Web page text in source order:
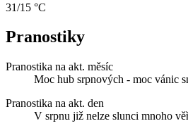
31/15 °C
Pranostiky
Pranostika na akt. měsíc
Moc hub srpnových - moc vánic
Pranostika na akt. den
V srpnu již nelze slunci mnoho